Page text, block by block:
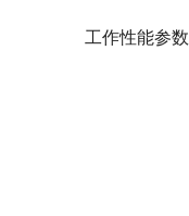
工作性能参数